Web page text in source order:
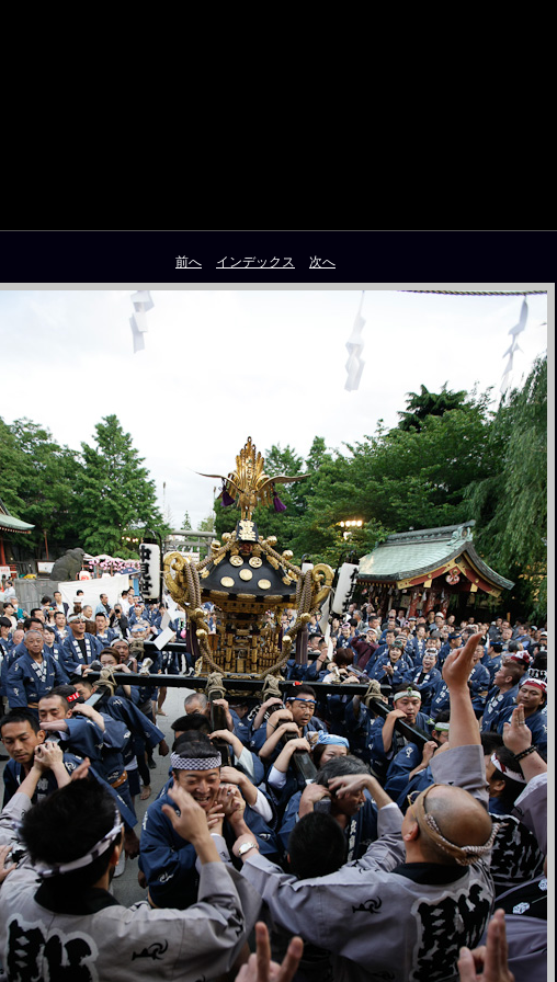
前へ インデックス 次へ